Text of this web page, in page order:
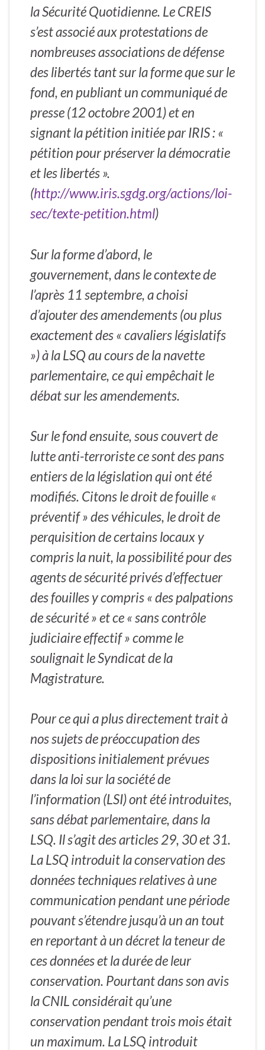
la Sécurité Quotidienne. Le CREIS
s’est associé aux protestations de
nombreuses associations de défense
des libertés tant sur la forme que sur le
fond, en publiant un communiqué de
presse (12 octobre 2001) et en
signant la pétition initiée par IRIS : «
pétition pour préserver la démocratie
et les libertés ».
(http://www.iris.sgdg.org/actions/loi-
sec/texte-petition.html)
Sur la forme d’abord, le
gouvernement, dans le contexte de
l’après 11 septembre, a choisi
d’ajouter des amendements (ou plus
exactement des « cavaliers législatifs
») à la LSQ au cours de la navette
parlementaire, ce qui empêchait le
débat sur les amendements.
Sur le fond ensuite, sous couvert de
lutte anti-terroriste ce sont des pans
entiers de la législation qui ont été
modifiés. Citons le droit de fouille «
préventif » des véhicules, le droit de
perquisition de certains locaux y
compris la nuit, la possibilité pour des
agents de sécurité privés d’effectuer
des fouilles y compris « des palpations
de sécurité » et ce « sans contrôle
judiciaire effectif » comme le
soulignait le Syndicat de la
Magistrature.
Pour ce qui a plus directement trait à
nos sujets de préoccupation des
dispositions initialement prévues
dans la loi sur la société de
l’information (LSI) ont été introduites,
sans débat parlementaire, dans la
LSQ. Il s’agit des articles 29, 30 et 31.
La LSQ introduit la conservation des
données techniques relatives à une
communication pendant une période
pouvant s’étendre jusqu’à un an tout
en reportant à un décret la teneur de
ces données et la durée de leur
conservation. Pourtant dans son avis
la CNIL considérait qu’une
conservation pendant trois mois était
un maximum. La LSQ introduit